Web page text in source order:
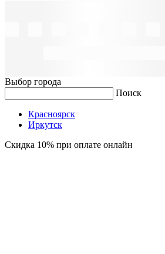
Выбор города
Поиск
Красноярск
Иркутск
Скидка 10% при оплате онлайн